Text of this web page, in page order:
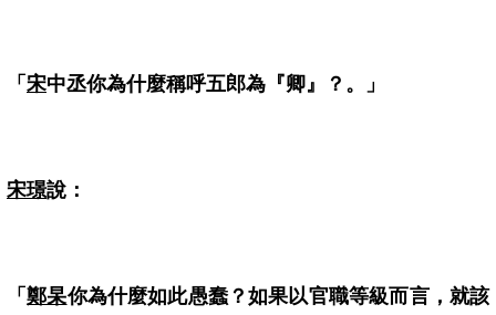
「 宋中丞你為什麼稱呼五郎為『卿』？。」
宋璟說：
「鄭杲你為什麼如此愚蠢？如果以官職等級而言，就該